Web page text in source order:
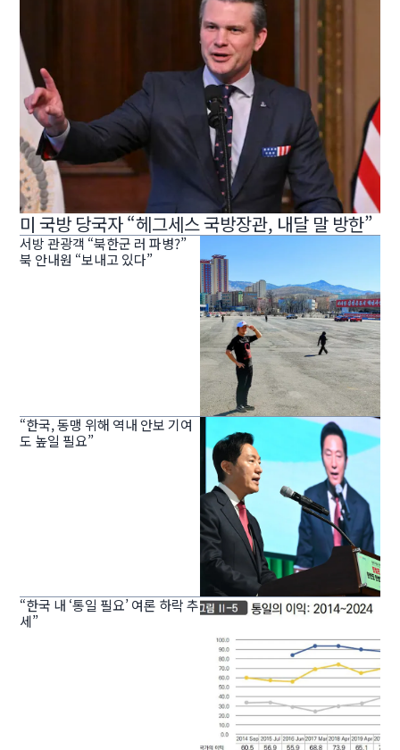
미 국방 당국자 “헤그세스 국방장관, 내달 말 방한”
서방 관광객 “북한군 러 파병?”
북 안내원 “보내고 있다”
“한국, 동맹 위해 역내 안보 기여
도 높일 필요”
“한국 내 ‘통일 필요’ 여론 하락 추
세”